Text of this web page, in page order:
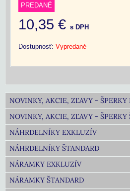
PREDANÉ
10,35 € s DPH
Dostupnosť: Vypredané
NOVINKY, AKCIE, ZĽAVY - ŠPERKY
NOVINKY, AKCIE, ZĽAVY - ŠPERKY
NÁHRDELNÍKY EXKLUZÍV
NÁHRDELNÍKY ŠTANDARD
NÁRAMKY EXKLUZÍV
NÁRAMKY ŠTANDARD